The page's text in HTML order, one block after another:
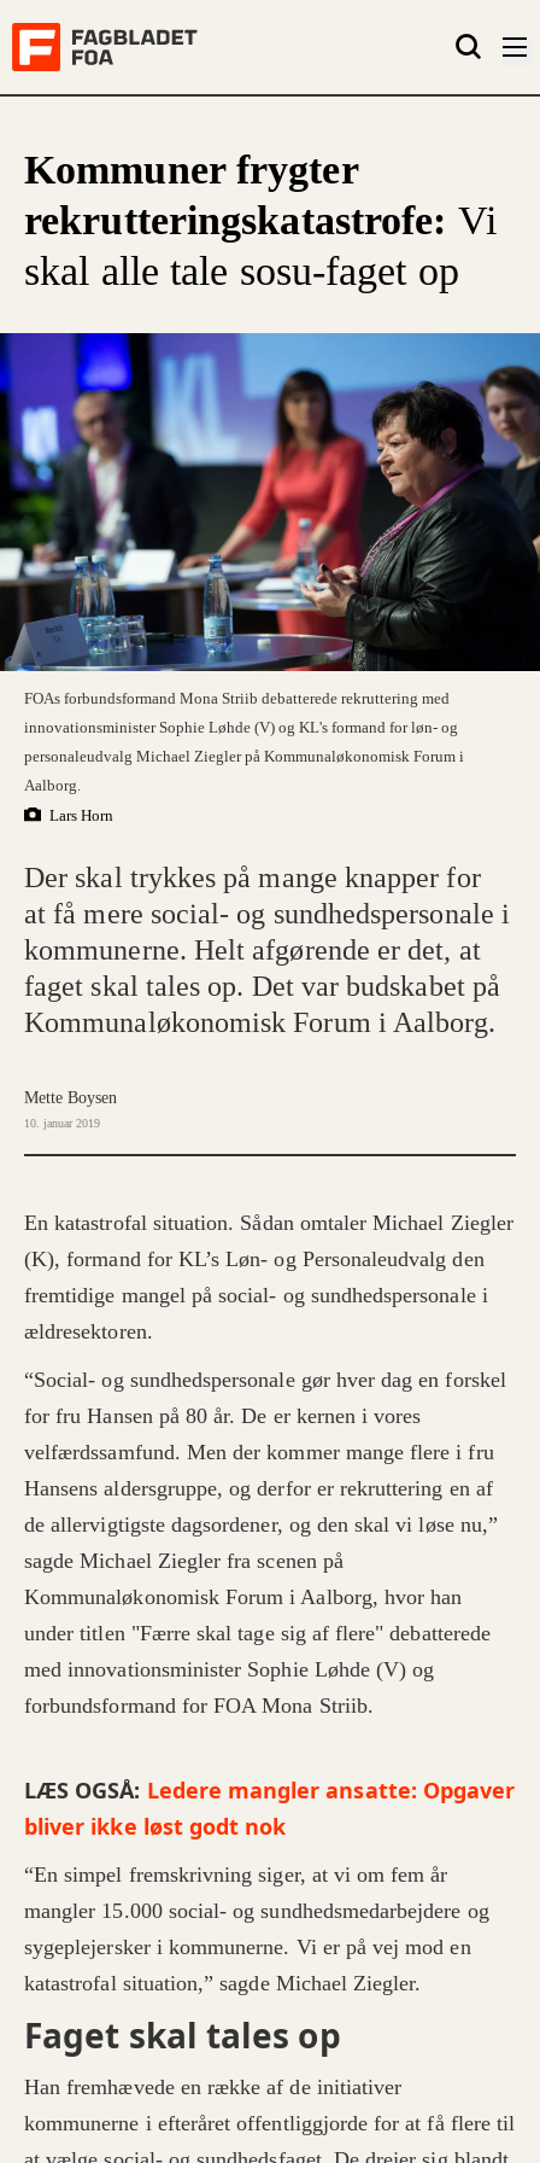
Kommuner frygter
rekrutteringskatastrofe: Vi
skal alle tale sosu-faget op
FOAs forbundsformand Mona Striib debatterede rekruttering med
innovationsminister Sophie Løhde (V) og KL's formand for løn- og
personaleudvalg Michael Ziegler på Kommunaløkonomisk Forum i
Aalborg.
Lars Horn
Der skal trykkes på mange knapper for
at få mere social- og sundhedspersonale i
kommunerne. Helt afgørende er det, at
faget skal tales op. Det var budskabet på
Kommunaløkonomisk Forum i Aalborg.
Mette Boysen
10. januar 2019
En katastrofal situation. Sådan omtaler Michael Ziegler
(K), formand for KL’s Løn- og Personaleudvalg den
fremtidige mangel på social- og sundhedspersonale i
ældresektoren.
“Social- og sundhedspersonale gør hver dag en forskel
for fru Hansen på 80 år. De er kernen i vores
velfærdssamfund. Men der kommer mange flere i fru
Hansens aldersgruppe, og derfor er rekruttering en af
de allervigtigste dagsordener, og den skal vi løse nu,”
sagde Michael Ziegler fra scenen på
Kommunaløkonomisk Forum i Aalborg, hvor han
under titlen "Færre skal tage sig af flere" debatterede
med innovationsminister Sophie Løhde (V) og
forbundsformand for FOA Mona Striib.
LÆS OGSÅ: Ledere mangler ansatte: Opgaver
bliver ikke løst godt nok
“En simpel fremskrivning siger, at vi om fem år
mangler 15.000 social- og sundhedsmedarbejdere og
sygeplejersker i kommunerne. Vi er på vej mod en
katastrofal situation,” sagde Michael Ziegler.
Faget skal tales op
Han fremhævede en række af de initiativer
kommunerne i efteråret offentliggjorde for at få flere til